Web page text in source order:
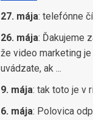
27. mája: telefónne
26. mája: Ďakujeme
že video marketing
uvádzate, ak ...
9. mája: tak toto je v
6. mája: Polovica